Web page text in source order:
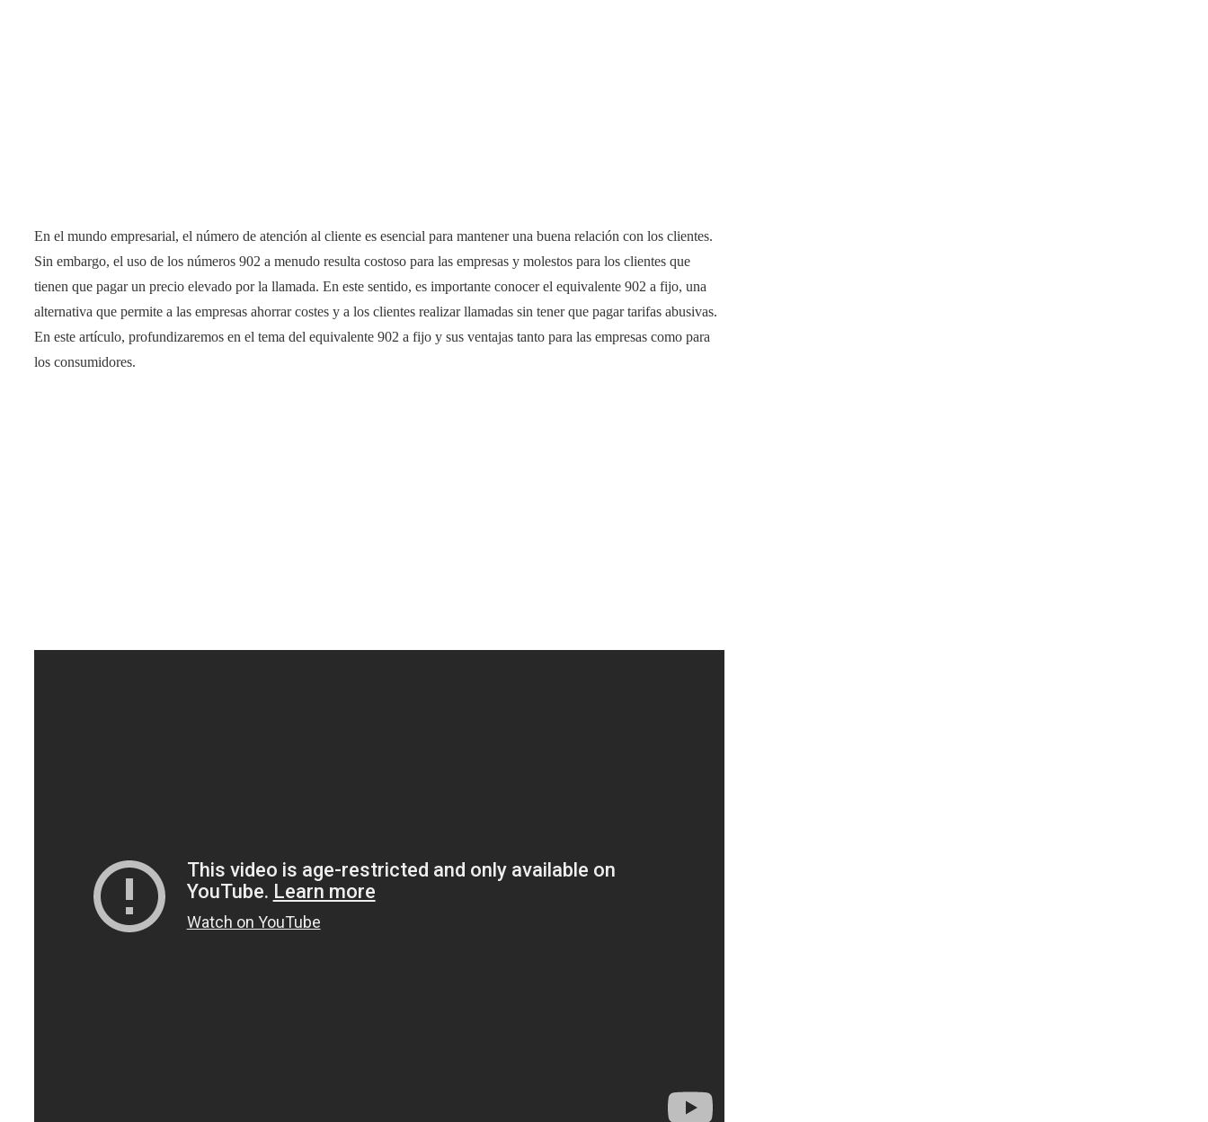
En el mundo empresarial, el número de atención al cliente es esencial para mantener una buena relación con los clientes.
Sin embargo, el uso de los números 902 a menudo resulta costoso para las empresas y molestos para los clientes que
tienen que pagar un precio elevado por la llamada. En este sentido, es importante conocer el equivalente 902 a fijo, una
alternativa que permite a las empresas ahorrar costes y a los clientes realizar llamadas sin tener que pagar tarifas abusivas.
En este artículo, profundizaremos en el tema del equivalente 902 a fijo y sus ventajas tanto para las empresas como para
los consumidores.